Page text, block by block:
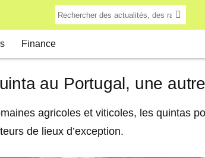
Finance
au Portugal, une
agricoles et viticoles, les quintas
de lieux d’exception.